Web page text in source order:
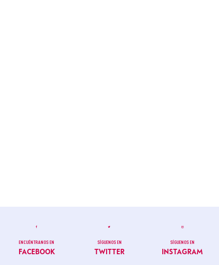
ENCUÉNTRANOS EN
FACEBOOK
SÍGUENOS EN
TWITTER
SÍGUENOS EN
INSTAGRAM